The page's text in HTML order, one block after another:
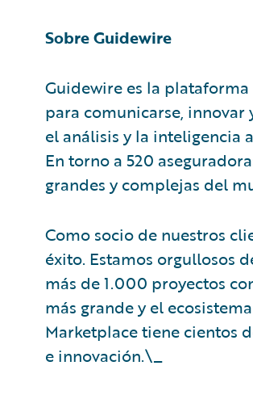
Sobre Guidewire
Guidewire es la
para comunicarse,
el análisis y la inteligencia
En torno a 520
grandes y complejas del
Como socio de nuestros
éxito. Estamos orgullosos
más de 1.000 proyectos
más grande y el
Marketplace tiene cientos
e innovación.\_